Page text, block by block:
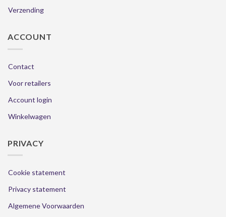
Verzending
ACCOUNT
Contact
Voor retailers
Account login
Winkelwagen
PRIVACY
Cookie statement
Privacy statement
Algemene Voorwaarden